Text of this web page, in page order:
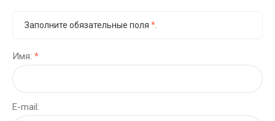
Заполните обязательные поля *.
Имя: *
E-mail: